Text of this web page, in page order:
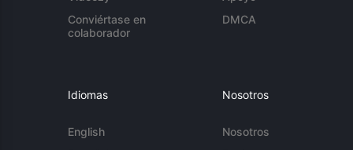
Conviértase en
colaborador
DMCA
Idiomas
English
Nosotros
Nosotros